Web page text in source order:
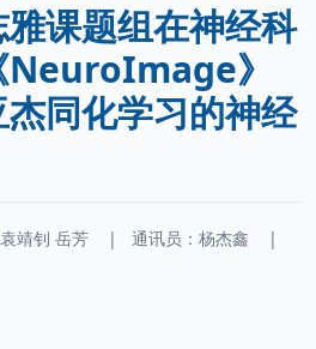
课题组在神经科
NeuroImage》
同化学习的神经
袁靖钊 岳芳 | 通讯员： 杨杰鑫
|